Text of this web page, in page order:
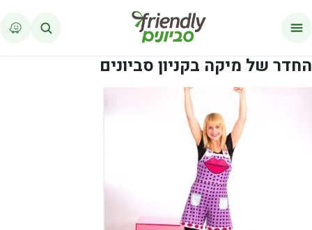
החדר של מיקה בקניון סביונים